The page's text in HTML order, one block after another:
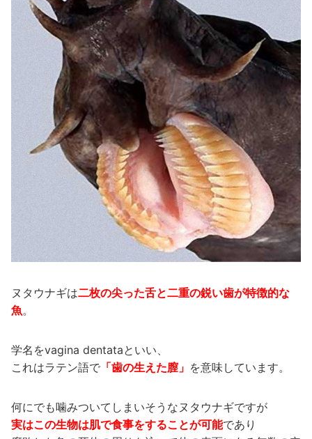
ヌタウナギは二枚の尖った舌と二重の鋭い歯が特徴的な
魚。
学名をvagina dentataといい、
これはラテン語で 「歯の生えた膣」 を意味しています。
何にでも噛みついてしまいそうなヌタウナギですが
実はこの生物は肌で食事をすることが可能であり